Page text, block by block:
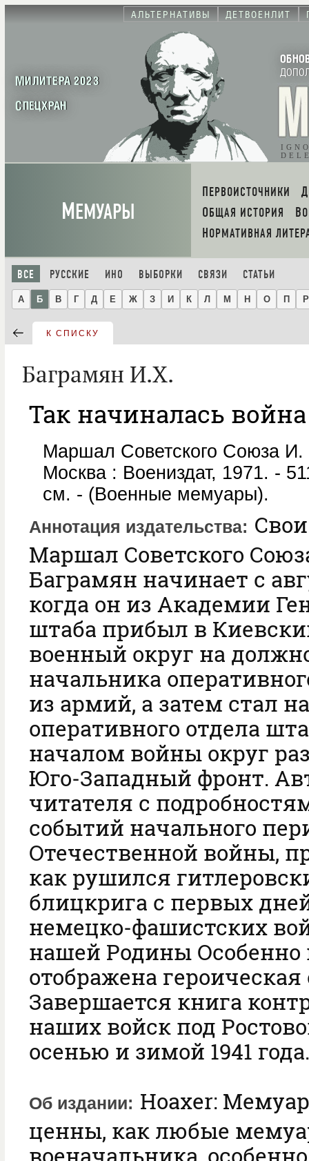
АЛЬТЕРНАТИВЫ ДЕТВОЕНЛИТ
МИЛИТЕРА 2023
СПЕЦХРАН
МЕМУАРЫ
ПЕРВОИСТОЧНИКИ
ОБЩАЯ ИСТОРИЯ
НОРМАТИВНАЯ
ВСЕ РУССКИЕ ИНО ВЫБОРКИ СВЯЗИ СТАТЬИ
А Б В Г Д Е Ж З И К Л М Н О П Р
К СПИСКУ
Баграмян И.Х.
Так начиналась война
Маршал Советского Союза
Москва : Воениздат, 1971. -
см. - (Военные мемуары).
Аннотация издательства
Маршал Советского
Баграмян начинает с
когда он из Академии
штаба прибыл в
военный округ на
начальника
из армий, а затем стал
оперативного отдела
началом войны округ
Юго-Западный фронт.
читателя с
событий начального
Отечественной войны,
как рушился
блицкрига с первых
немецко-фашистских
нашей Родины Особенно
отображена
Завершается книга
наших войск под
осенью и зимой 1941 года.
Об издании
Hoaxer:
ценны, как любые
военачальника,